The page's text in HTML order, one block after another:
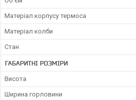
Матеріал корпусу термоса
Матеріал колби
Стан
ГАБАРИТНІ РОЗМІРИ
Висота
Ширина горловини